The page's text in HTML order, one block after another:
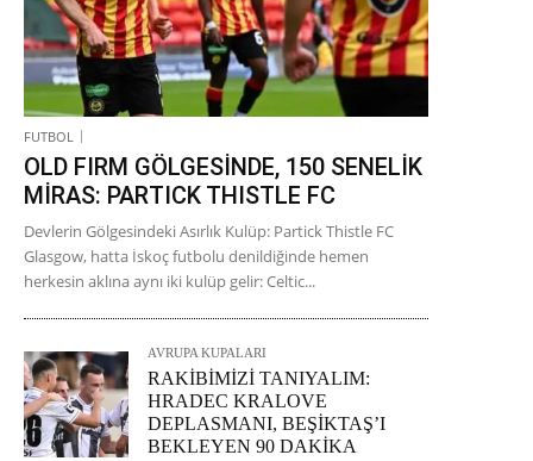
FUTBOL
OLD FIRM GÖLGESİNDE, 150 SENELİK
MİRAS: PARTICK THISTLE FC
Devlerin Gölgesindeki Asırlık Kulüp: Partick Thistle FC
Glasgow, hatta İskoç futbolu denildiğinde hemen
herkesin aklına aynı iki kulüp gelir: Celtic...
AVRUPA KUPALARI
RAKİBİMİZİ TANIYALIM:
HRADEC KRALOVE
DEPLASMANI, BEŞİKTAŞ’I
BEKLEYEN 90 DAKİKA